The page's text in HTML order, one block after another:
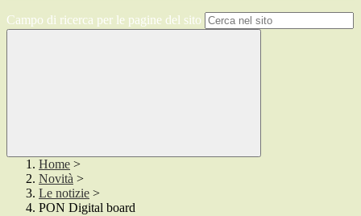
Campo di ricerca per le pagine del sito
Home >
Novità >
Le notizie >
PON Digital board